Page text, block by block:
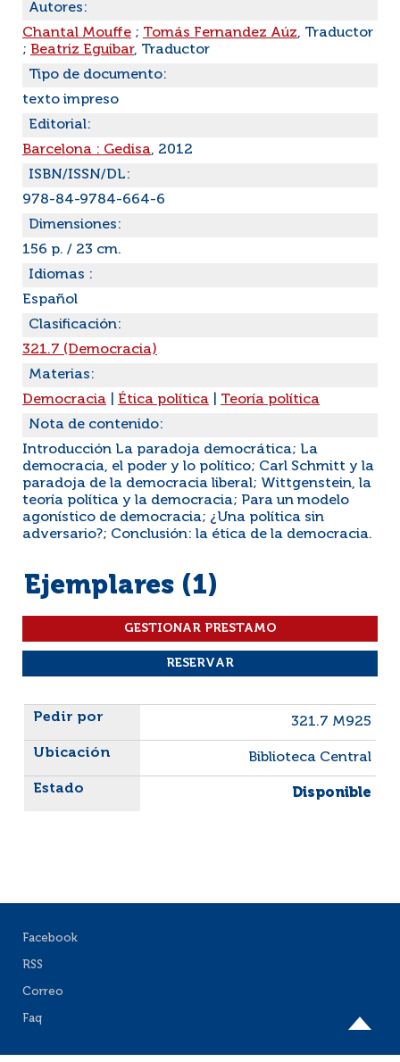
Autores:
Chantal Mouffe ; Tomás Fernandez Aúz, Traductor
; Beatriz Eguibar, Traductor
Tipo de documento:
texto impreso
Editorial:
Barcelona : Gedisa, 2012
ISBN/ISSN/DL:
978-84-9784-664-6
Dimensiones:
156 p. / 23 cm.
Idiomas :
Español
Clasificación:
321.7 (Democracia)
Materias:
Democracia
Ética política
Teoría política
Nota de contenido:
Introducción La paradoja democrática; La
democracia, el poder y lo político; Carl Schmitt y la
paradoja de la democracia liberal; Wittgenstein, la
teoría política y la democracia; Para un modelo
agonístico de democracia; ¿Una política sin
adversario?; Conclusión: la ética de la democracia.
Ejemplares (1)
Liste des exemplaires
321.7 M925
Biblioteca Central
Disponible
Facebook
RSS
Correo
Faq